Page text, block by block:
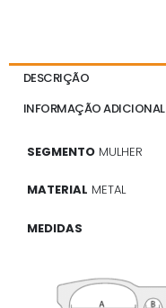
DESCRIÇÃO
INFORMAÇÃO ADICIONAL
SEGMENTO MULHER
MATERIAL METAL
MEDIDAS